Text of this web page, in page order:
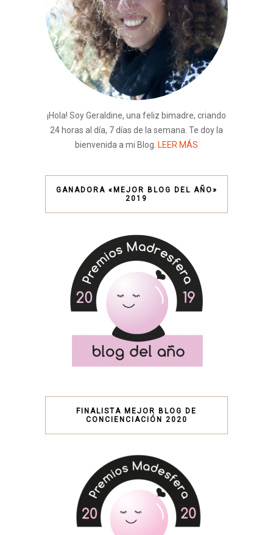
¡Hola! Soy Geraldine, una feliz bimadre, criando
24 horas al día, 7 días de la semana. Te doy la
bienvenida a mi Blog. LEER MÁS
GANADORA «MEJOR BLOG DEL AÑO»
2019
FINALISTA MEJOR BLOG DE
CONCIENCIACIÓN 2020